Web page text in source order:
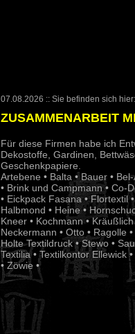
07.08.2026 :: Sie befinden sich hier:
ZUSAMMENARBEIT
Für diese Firmen habe ich
Dekostoffe, Gardinen,
Geschenkpapiere.
Artebene • Balta • Bauer •
• Brink und Campmann • Co-
• Eickpack Fasana • Flortextil
Halbmond • Heine •
Kneer • Kochmann •
Neckermann • Otto • Ragolle
Holte Textildruck • Stewo •
Textilia • Textilkontor Ellewick
• Zöwie •